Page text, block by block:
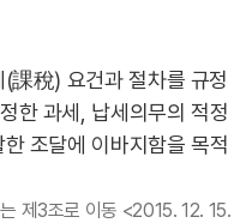
課稅) 요건과 절차를 규정
한 과세, 납세의무의 적정
조달에 이바지함을 목적
제3조로 이동 <2015. 12. 15.